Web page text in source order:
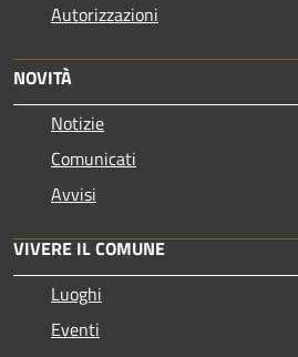
Autorizzazioni
NOVITÀ
Notizie
Comunicati
Avvisi
VIVERE IL COMUNE
Luoghi
Eventi